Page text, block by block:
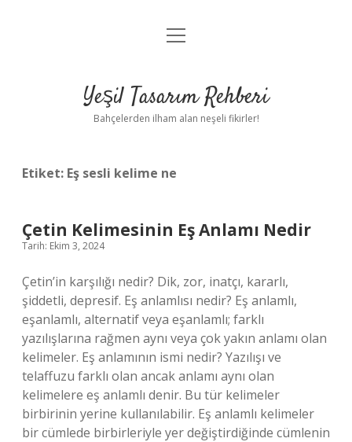
Anasayfa
Yasal Uyarı
menüyü
Yeşil Tasarım Rehberi
Bahçelerden ilham alan neşeli fikirler!
Etiket: Eş sesli kelime ne
Çetin Kelimesinin Eş Anlamı Nedir
Tarih: Ekim 3, 2024
Çetin’in karşılığı nedir? Dik, zor, inatçı, kararlı,
şiddetli, depresif. Eş anlamlısı nedir? Eş anlamlı,
eşanlamlı, alternatif veya eşanlamlı; farklı
yazılışlarına rağmen aynı veya çok yakın anlamı olan
kelimeler. Eş anlamının ismi nedir? Yazılışı ve
telaffuzu farklı olan ancak anlamı aynı olan
kelimelere eş anlamlı denir. Bu tür kelimeler
birbirinin yerine kullanılabilir. Eş anlamlı kelimeler
bir cümlede birbirleriyle yer değiştirdiğinde cümlenin